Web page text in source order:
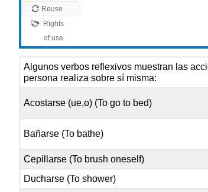
Algunos verbos reflexivos muestran las
persona realiza sobre sí misma:
Acostarse (ue,o) (To go to bed)
Bañarse (To bathe)
Cepillarse (To brush oneself)
Ducharse (To shower)